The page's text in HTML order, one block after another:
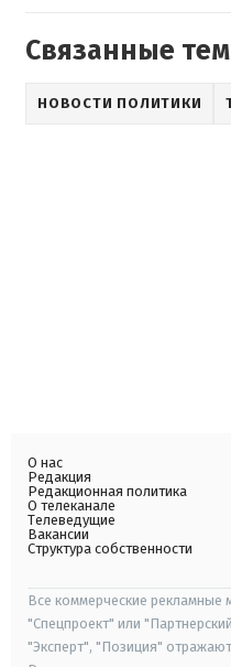
Связанные
НОВОСТИ ПОЛИТИКИ
О нас
Редакция
Редакционная политика
О телеканале
Телеведущие
Вакансии
Структура собственности
Все коммерческие
"Спецпроект" или
"Эксперт", "Позиция"